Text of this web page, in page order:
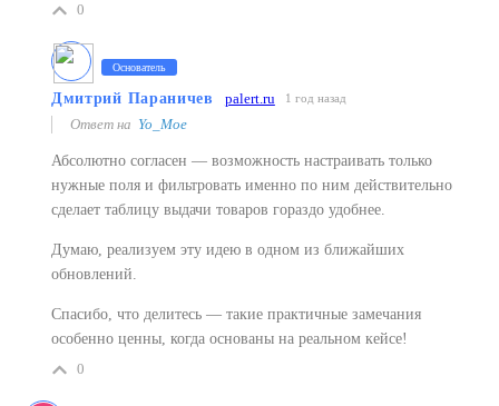
0
Основатель
Дмитрий Параничев palert.ru 1 год назад
Ответ на Yo_Moe
Абсолютно согласен — возможность настраивать только
нужные поля и фильтровать именно по ним действительно
сделает таблицу выдачи товаров гораздо удобнее.
Думаю, реализуем эту идею в одном из ближайших
обновлений.
Спасибо, что делитесь — такие практичные замечания
особенно ценны, когда основаны на реальном кейсе!
0